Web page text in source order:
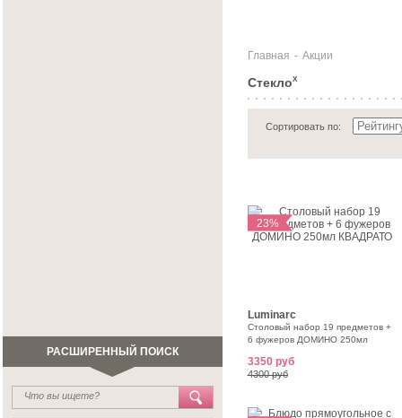
РАСШИРЕННЫЙ ПОИСК
Главная - Акции
СтеклоX
Сортировать по:
23%
Luminarc
Столовый набор 19 предметов +
6 фужеров ДОМИНО 250мл
3350 руб
4300 руб